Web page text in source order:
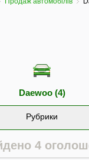
Daewoo (4)
Рубрики
4